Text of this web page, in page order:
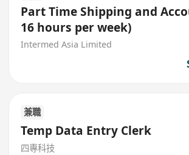
Part Time Shipping and
16 hours per week)
Intermed Asia Limited
兼職
Temp Data Entry Clerk
四專科技